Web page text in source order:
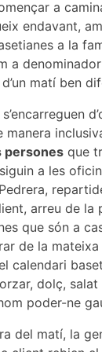
a
endavant,
a la
a
matí ben
personesque
a les
arreu de la
que són a
de la
calendari
dolç,
poder-ne
del matí, la